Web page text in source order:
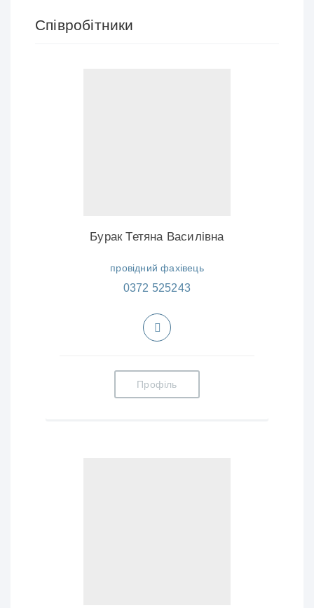
Співробітники
Бурак Тетяна Василівна
провідний фахівець
0372 525243
Профіль